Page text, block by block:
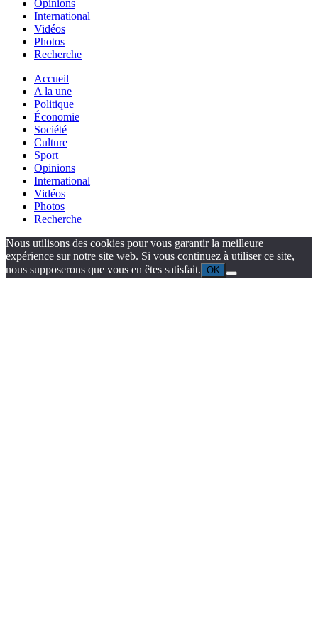
Opinions
International
Vidéos
Photos
Recherche
Accueil
A la une
Politique
Économie
Société
Culture
Sport
Opinions
International
Vidéos
Photos
Recherche
Nous utilisons des cookies pour vous garantir la meilleure
expérience sur notre site web. Si vous continuez à utiliser ce site,
nous supposerons que vous en êtes satisfait. OK